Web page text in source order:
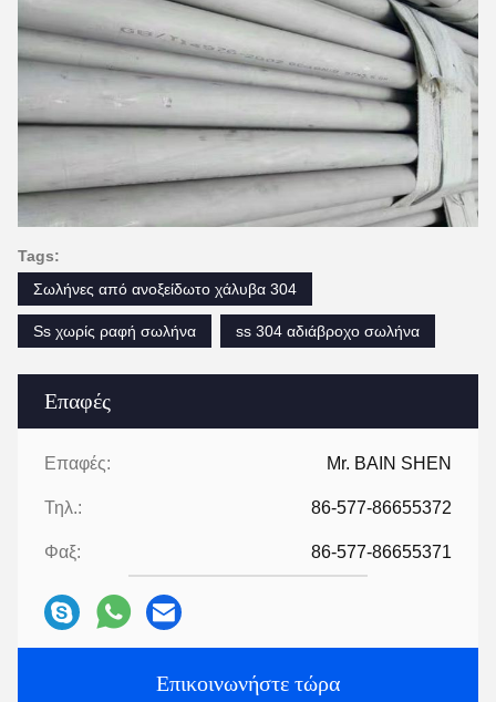
Επαφές
Επαφές: Mr. BAIN SHEN
Τηλ.: 86-577-86655372
Φαξ: 86-577-86655371
Επικοινωνήστε τώρα
Tags:
Σωλήνες από ανοξείδωτο χάλυβα 304
Ss χωρίς ραφή σωλήνα ss 304 αδιάβροχο σωλήνα